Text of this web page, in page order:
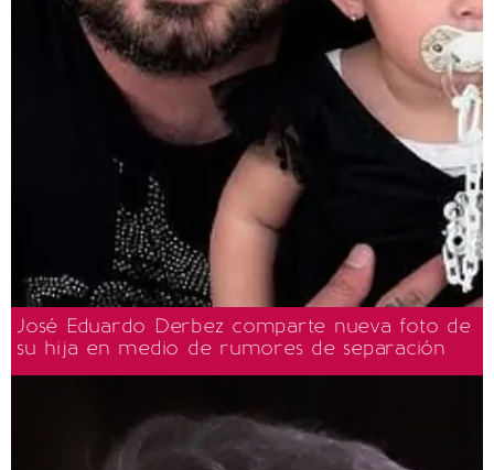
José Eduardo Derbez comparte nueva foto de
su hija en medio de rumores de separación